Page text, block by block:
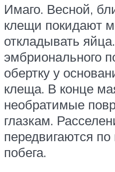
Имаго. Весной,
клещи покидают
откладывать
эмбрионального
обертку у
клеща. В конце
необратимые
глазкам.
передвигаются
побега.